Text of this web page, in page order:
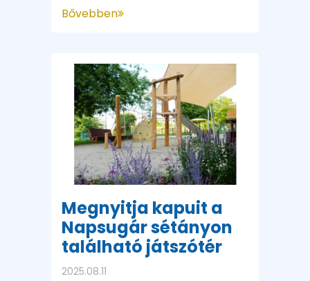
Bővebben
Megnyitja kapuit a
Napsugár sétányon
található játszótér
2025.08.11